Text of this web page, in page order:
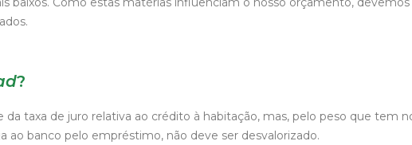
?
taxa de juro relativa ao crédito à habitação, mas, pelo peso que tem
ao banco pelo empréstimo, não deve ser desvalorizado.